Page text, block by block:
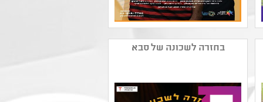
לילדים ונוער
קטגוריה: תיאטרון ילדים
קהל יעד: ג - ו
נושאים: חוויות אישיות
בחזרה לשכונה של סבא